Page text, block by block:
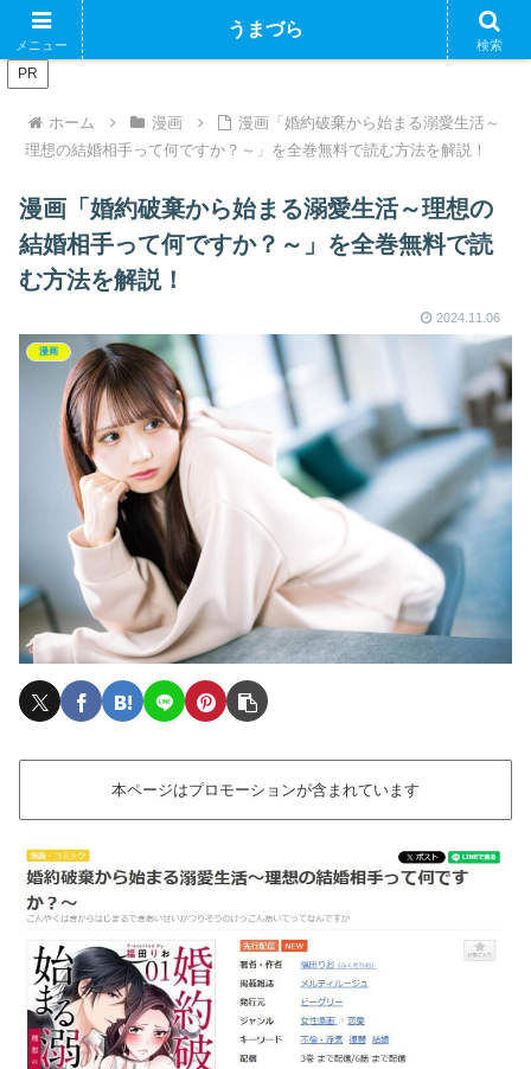
ブログで収益化できるかやってみるブログ
PR
ホーム 漫画
漫画「婚約破棄から始まる溺愛生活～
理想の結婚相手って何ですか？～」を全巻無料で読む方法を解説！
漫画「婚約破棄から始まる溺愛生活～理想の
結婚相手って何ですか？～」を全巻無料で読
む方法を解説！
2024.11.06
漫画
本ページはプロモーションが含まれています
メニュー
うまづら
検索